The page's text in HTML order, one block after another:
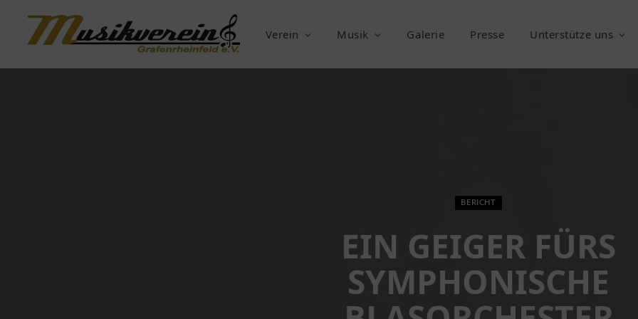
Verein Musik Galerie Presse Unterstütze uns
BERICHT
EIN GEIGER FÜRS
SYMPHONISCHE